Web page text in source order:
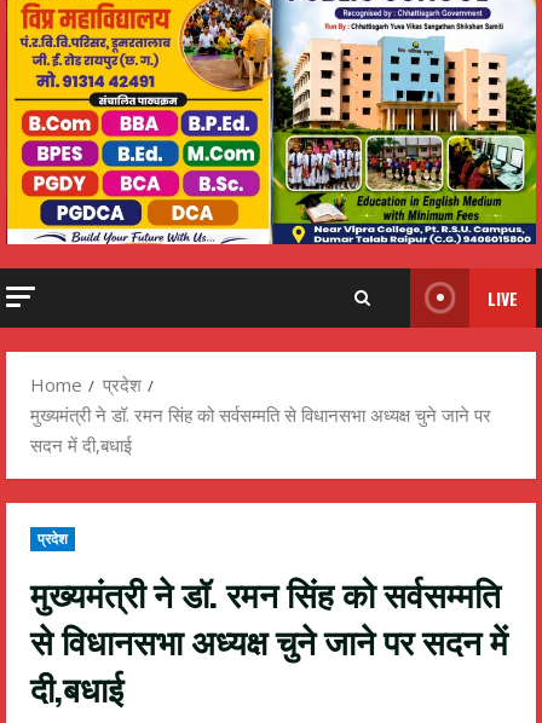
LIVE
Home
प्रदेश
मुख्यमंत्री ने डॉ. रमन सिंह को सर्वसम्मति से विधानसभा अध्यक्ष चुने जाने पर
सदन में दी,बधाई
प्रदेश
मुख्यमंत्री ने डॉ. रमन सिंह को सर्वसम्मति
से विधानसभा अध्यक्ष चुने जाने पर सदन में
दी,बधाई